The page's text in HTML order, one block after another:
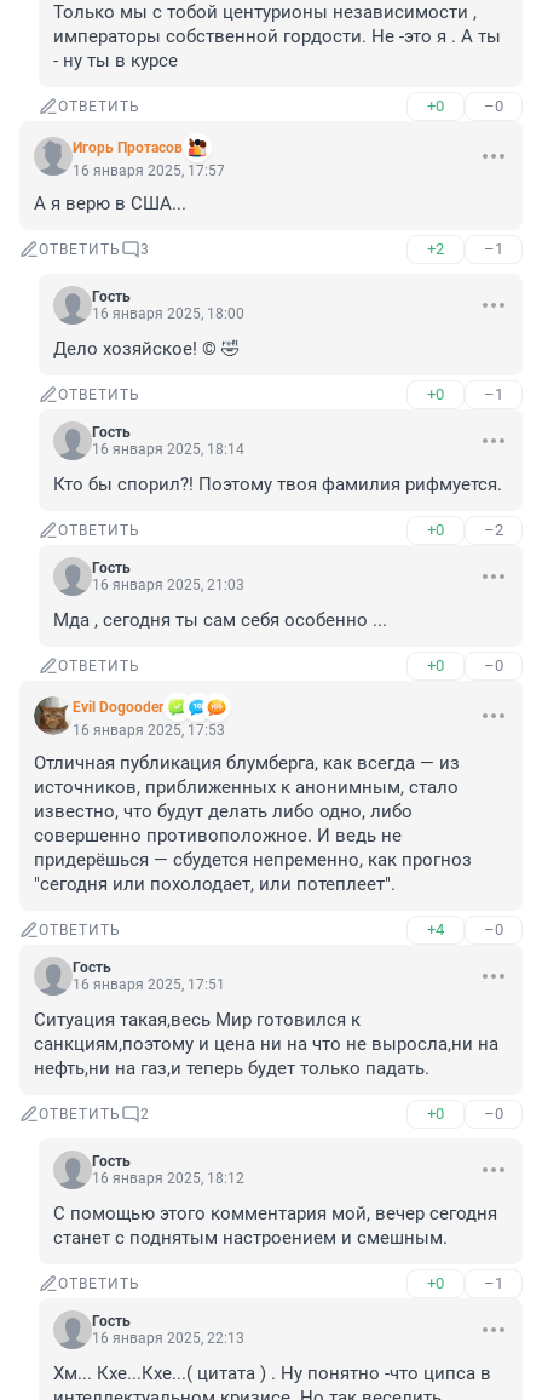
Только мы с тобой центурионы независимости ,
императоры собственной гордости. Не -это я . А ты
- ну ты в курсе
ОТВЕТИТЬ +0 –0
Игорь Протасов
16 января 2025, 17:57
А я верю в США...
ОТВЕТИТЬ 3 +2 –1
Гость
16 января 2025, 18:00
Дело хозяйское! © 🤣
ОТВЕТИТЬ +0 –1
Гость
16 января 2025, 18:14
Кто бы спорил?! Поэтому твоя фамилия рифмуется.
ОТВЕТИТЬ +0 –2
Гость
16 января 2025, 21:03
Мда , сегодня ты сам себя особенно ...
ОТВЕТИТЬ +0 –0
Evil Dogooder
16 января 2025, 17:53
Отличная публикация блумберга, как всегда — из
источников, приближенных к анонимным, стало
известно, что будут делать либо одно, либо
совершенно противоположное. И ведь не
придерёшься — сбудется непременно, как прогноз
"сегодня или похолодает, или потеплеет".
ОТВЕТИТЬ +4 –0
Гость
16 января 2025, 17:51
Ситуация такая,весь Мир готовился к
санкциям,поэтому и цена ни на что не выросла,ни на
нефть,ни на газ,и теперь будет только падать.
ОТВЕТИТЬ 2 +0 –0
Гость
16 января 2025, 18:12
С помощью этого комментария мой, вечер сегодня
станет с поднятым настроением и смешным.
ОТВЕТИТЬ +0 –1
Гость
16 января 2025, 22:13
Хм... Кхе...Кхе...( цитата ) . Ну понятно -что ципса в